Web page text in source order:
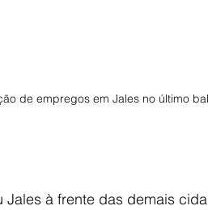
de empregos em Jales no último
à frente das demais